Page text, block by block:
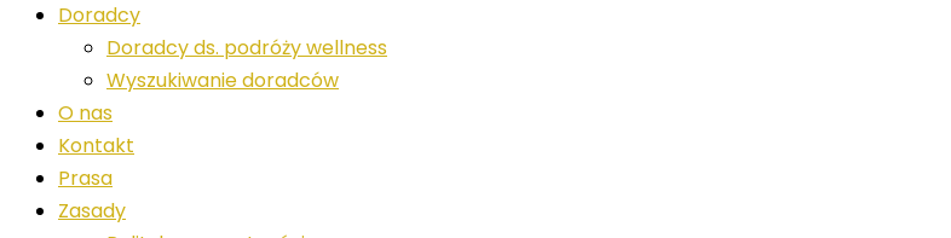
Doradcy
Doradcy ds. podróży wellness
Wyszukiwanie doradców
O nas
Kontakt
Prasa
Zasady